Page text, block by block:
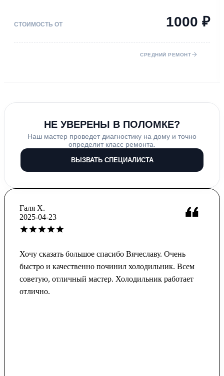
СТОИМОСТЬ ОТ 1000 ₽
СРЕДНИЙ РЕМОНТ
НЕ УВЕРЕНЫ В ПОЛОМКЕ?
Наш мастер проведет диагностику на дому и точно
определит класс ремонта.
ВЫЗВАТЬ СПЕЦИАЛИСТА
Галя Х.
2025-04-23
Хочу сказать большое спасибо Вячеславу. Очень
быстро и качественно починил холодильник. Всем
советую, отличный мастер. Холодильник работает
отлично.